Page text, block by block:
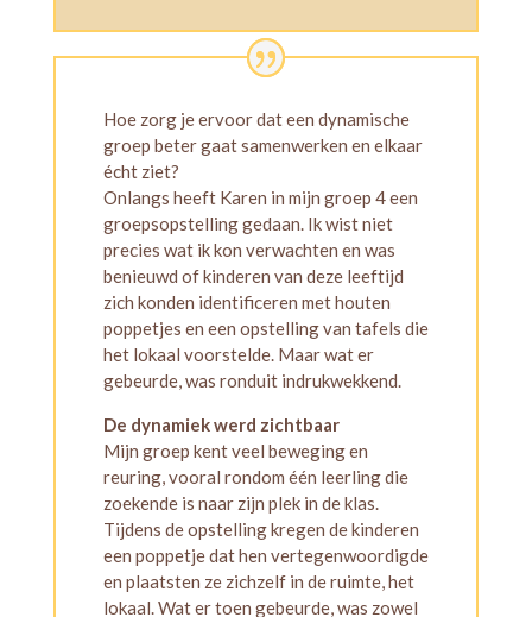
Hoe zorg je ervoor dat een dynamische
groep beter gaat samenwerken en elkaar
écht ziet?
Onlangs heeft Karen in mijn groep 4 een
groepsopstelling gedaan. Ik wist niet
precies wat ik kon verwachten en was
benieuwd of kinderen van deze leeftijd
zich konden identificeren met houten
poppetjes en een opstelling van tafels die
het lokaal voorstelde. Maar wat er
gebeurde, was ronduit indrukwekkend.
De dynamiek werd zichtbaar
Mijn groep kent veel beweging en
reuring, vooral rondom één leerling die
zoekende is naar zijn plek in de klas.
Tijdens de opstelling kregen de kinderen
een poppetje dat hen vertegenwoordigde
en plaatsten ze zichzelf in de ruimte, het
lokaal. Wat er toen gebeurde, was zowel